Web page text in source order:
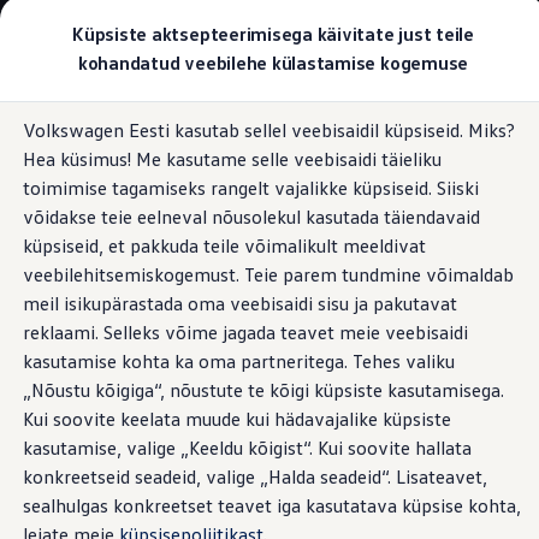
Küpsiste aktsepteerimisega käivitate just teile
kohandatud veebilehe külastamise kogemuse
Volkswagen Eesti kasutab sellel veebisaidil küpsiseid. Miks?
Hea küsimus! Me kasutame selle veebisaidi täieliku
toimimise tagamiseks rangelt vajalikke küpsiseid. Siiski
võidakse teie eelneval nõusolekul kasutada täiendavaid
küpsiseid, et pakkuda teile võimalikult meeldivat
veebilehitsemiskogemust. Teie parem tundmine võimaldab
meil isikupärastada oma veebisaidi sisu ja pakutavat
reklaami. Selleks võime jagada teavet meie veebisaidi
kasutamise kohta ka oma partneritega. Tehes valiku
„Nõustu kõigiga“, nõustute te kõigi küpsiste kasutamisega.
Kui soovite keelata muude kui hädavajalike küpsiste
kasutamise, valige „Keeldu kõigist“. Kui soovite hallata
konkreetseid seadeid, valige „Halda seadeid“. Lisateavet,
sealhulgas konkreetset teavet iga kasutatava küpsise kohta,
leiate meie küpsisepoliitikast.
põhisisu
juurde
jaluse
juurde
Valige oma Volkswagen
Mudelid ja konfiguraator
Uus ID. Cross
Konfigureeri
Volkswageni tarbesõidukid. Igaks ülesandeks valmis
Volkswagen laoautode e-pood
Pakkumised ja teenused
Juubelipakkumine
Autovahetus
Garantii
Volkswagen laoautode e-pood
Tasuta registreerimistasu sinu uuele Volkswagenile!
Tiguani pistikhübriid
Elektriautod ja hübriidautod
Golf eHybrid
Tiguan eHybrid
Passat eHybrid
Tayron eHybrid
Touareg eHybrid
Ära iial ütle iial
ID. teadmised
Sõidukogemuse lüliti
Uus sõidukogemusvaid
ühe nupuvajutusega